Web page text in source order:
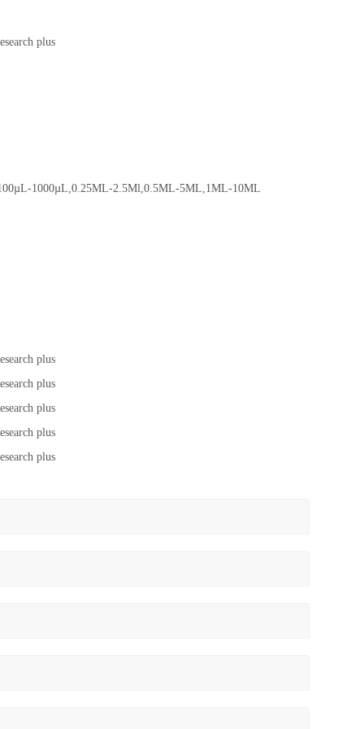
1000µL,0.25ML-2.5Ml,0.5ML-5ML,1ML-10ML